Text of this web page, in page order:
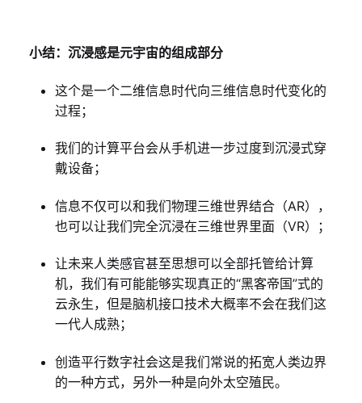
小结：沉浸感是元宇宙的组成部分
这个是一个二维信息时代向三维信息时代变化的
过程；
我们的计算平台会从手机进一步过度到沉浸式穿
戴设备；
信息不仅可以和我们物理三维世界结合（AR），
也可以让我们完全沉浸在三维世界里面（VR）；
让未来人类感官甚至思想可以全部托管给计算
机，我们有可能能够实现真正的“黑客帝国”式的
云永生，但是脑机接口技术大概率不会在我们这
一代人成熟；
创造平行数字社会这是我们常说的拓宽人类边界
的一种方式，另外一种是向外太空殖民。